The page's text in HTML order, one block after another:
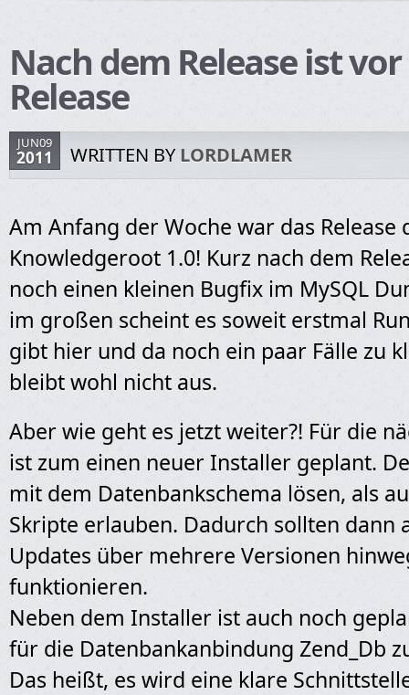
Nach dem Release ist
Release
JUN09
2011 WRITTEN BYLORDLAMER
Am Anfang der Woche war das Release
Knowledgeroot 1.0! Kurz nach dem
noch einen kleinen Bugfix im MySQL
im großen scheint es soweit erstmal
gibt hier und da noch ein paar Fälle zu
bleibt wohl nicht aus.
Aber wie geht es jetzt weiter?! Für die
ist zum einen neuer Installer geplant.
mit dem Datenbankschema lösen, als
Skripte erlauben. Dadurch sollten dann
Updates über mehrere Versionen
funktionieren.
Neben dem Installer ist auch noch
für die Datenbankanbindung Zend_Db
Das heißt, es wird eine klare